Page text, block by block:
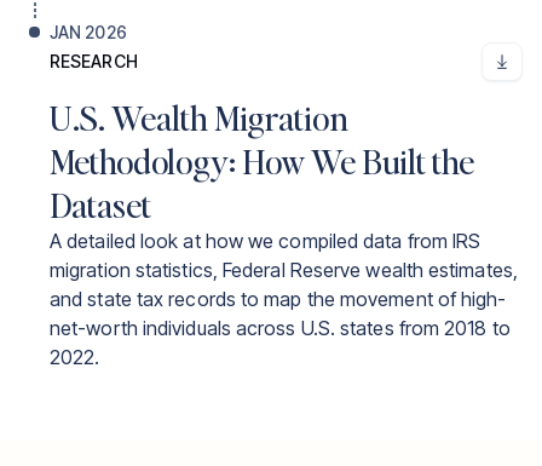
JAN 2026
RESEARCH
U.S. Wealth Migration
Methodology: How We Built the
Dataset
A detailed look at how we compiled data from IRS
migration statistics, Federal Reserve wealth estimates,
and state tax records to map the movement of high-
net-worth individuals across U.S. states from 2018 to
2022.